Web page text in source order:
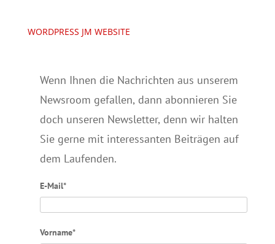
WORDPRESS JM WEBSITE
Wenn Ihnen die Nachrichten aus unserem
Newsroom gefallen, dann abonnieren Sie
doch unseren Newsletter, denn wir halten
Sie gerne mit interessanten Beiträgen auf
dem Laufenden.
E-Mail*
Vorname*